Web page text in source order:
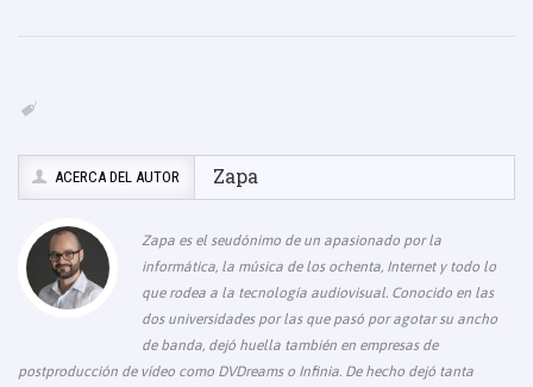
ACERCA DEL AUTOR Zapa
Zapa es el seudónimo de un apasionado por la
informática, la música de los ochenta, Internet y todo lo
que rodea a la tecnología audiovisual. Conocido en las
dos universidades por las que pasó por agotar su ancho
de banda, dejó huella también en empresas de
postproducción de vídeo como DVDreams o Infinia. De hecho dejó tanta